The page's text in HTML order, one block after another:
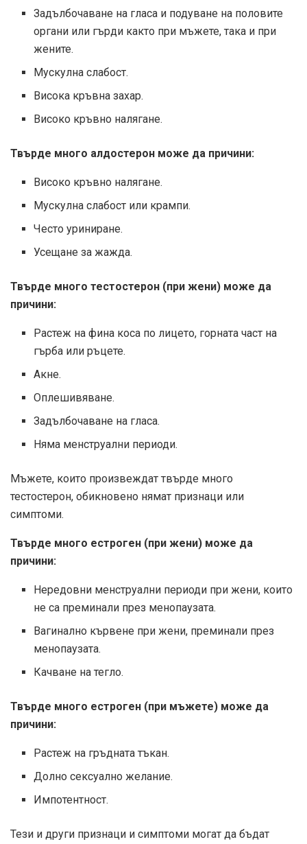
Задълбочаване на гласа и подуване на половите
органи или гърди както при мъжете, така и при
жените.
Мускулна слабост.
Висока кръвна захар.
Високо кръвно налягане.
Твърде много алдостерон може да причини:
Високо кръвно налягане.
Мускулна слабост или крампи.
Често уриниране.
Усещане за жажда.
Твърде много тестостерон (при жени) може да
причини:
Растеж на фина коса по лицето, горната част на
гърба или ръцете.
Акне.
Оплешивяване.
Задълбочаване на гласа.
Няма менструални периоди.
Мъжете, които произвеждат твърде много
тестостерон, обикновено нямат признаци или
симптоми.
Твърде много естроген (при жени) може да
причини:
Нередовни менструални периоди при жени, които
не са преминали през менопаузата.
Вагинално кървене при жени, преминали през
менопаузата.
Качване на тегло.
Твърде много естроген (при мъжете) може да
причини:
Растеж на гръдната тъкан.
Долно сексуално желание.
Импотентност.
Тези и други признаци и симптоми могат да бъдат